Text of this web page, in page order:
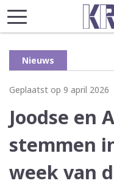
Nieuws
Geplaatst op 9 april 2026
Joodse en
stemmen
week van